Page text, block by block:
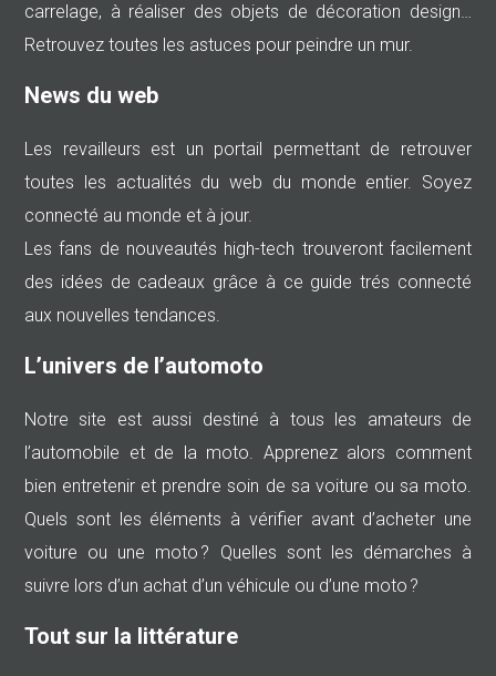
carrelage, à réaliser des objets de décoration design…
Retrouvez toutes les astuces pour peindre un mur.
News du web
Les revailleurs est un portail permettant de retrouver
toutes les actualités du web du monde entier. Soyez
connecté au monde et à jour.
Les fans de nouveautés high-tech trouveront facilement
des idées de cadeaux grâce à ce guide trés connecté
aux nouvelles tendances.
L’univers de l’automoto
Notre site est aussi destiné à tous les amateurs de
l’automobile et de la moto. Apprenez alors comment
bien entretenir et prendre soin de sa voiture ou sa moto.
Quels sont les éléments à vérifier avant d’acheter une
voiture ou une moto ? Quelles sont les démarches à
suivre lors d’un achat d’un véhicule ou d’une moto ?
Tout sur la littérature